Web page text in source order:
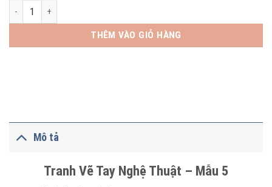
Tranh Vẽ Tay Nghệ Thuật - Mẫu 5 số lượng
THÊM VÀO GIỎ HÀNG
Mô tả
Tranh Vẽ Tay Nghệ Thuật – Mẫu 5